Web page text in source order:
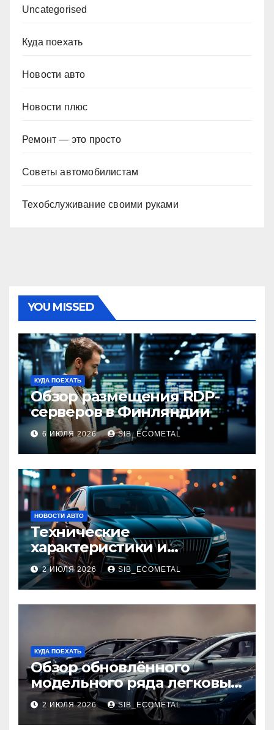
Uncategorised
Куда поехать
Новости авто
Новости плюс
Ремонт — это просто
Советы автомобилистам
Техобслуживание своими руками
YOU MISSED
КУДА ПОЕХАТЬ
Обзор размещения RDP-
серверов в Финляндии
6 ИЮЛЯ 2026 SIB_ECOMETAL
НОВОСТИ АВТО
Технические
характеристики и
доступные комплектации
GAC Empow
2 ИЮЛЯ 2026 SIB_ECOMETAL
КУДА ПОЕХАТЬ
Обзор обновлённого
модельного ряда легковых
автомобилей 2026 года
2 ИЮЛЯ 2026 SIB_ECOMETAL